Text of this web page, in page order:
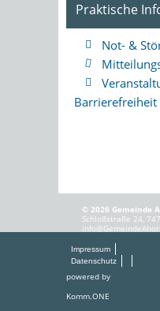
Praktische
Not- &
Barrierefreiheit
© 2026 Gemeinde
Schloßstraße 24,
Impressum
Datenschutz
powered by
Komm.ONE